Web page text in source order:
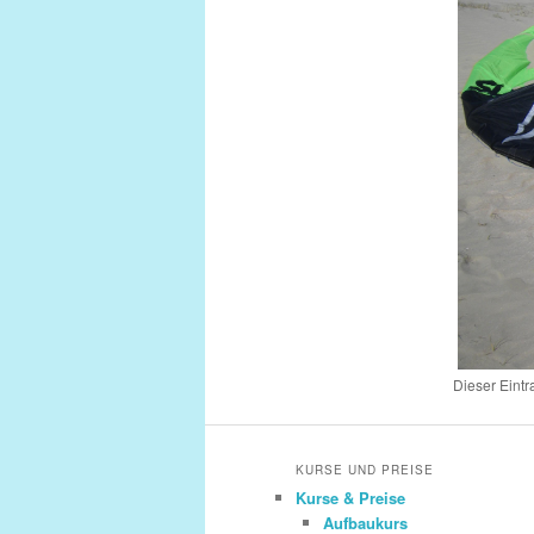
Dieser
KURSE UND PREISE
Kurse & Preise
Aufbaukurs